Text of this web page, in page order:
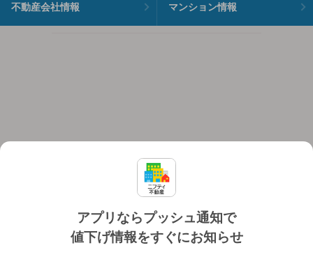
アプリならプッシュ通知で
値下げ情報をすぐにお知らせ
不動産会社情報 マンション情報
個人情報保護ポリシー 利用規約